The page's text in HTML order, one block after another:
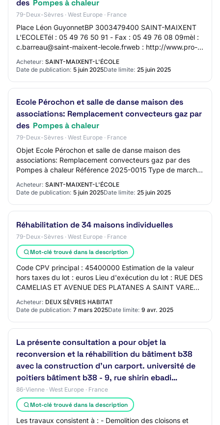
des Pompes à chaleur
79-Deux-Sèvres · West Europe · France
Place Léon GuyonnetBP 3003479400 SAINT-MAIXENT
L'ECOLETél : 05 49 76 50 91 - Fax : 05 49 76 08 09mèl :
c.barreau@saint-maixent-lecole.frweb : http://www.pro-
marchespublics.comSIRET 21790270900013Grou…
Acheteur: SAINT-MAIXENT-L'ÉCOLE
Date de publication: 5 juin 2025Date limite: 25 juin 2025
Ecole Pérochon et salle de danse maison des
associations: Remplacement convecteurs gaz par
des Pompes à chaleur
79-Deux-Sèvres · West Europe · France
Objet Ecole Pérochon et salle de danse maison des
associations: Remplacement convecteurs gaz par des
Pompes à chaleur Référence 2025-0015 Type de marché
Travaux Mode Procédure adaptée ouverte Techniq…
Acheteur: SAINT-MAIXENT-L'ÉCOLE
Date de publication: 5 juin 2025Date limite: 25 juin 2025
Réhabilitation de 34 maisons individuelles
79-Deux-Sèvres · West Europe · France
Mot-clé trouvé dans la description
Code CPV principal : 45400000 Estimation de la valeur
hors taxes du lot : euros Lieu d'exécution du lot : RUE DES
CAMELIAS ET AVENUE DES PLATANES A SAINT VARENT
(79330) Description du lot : Lot 10: P…
Acheteur: DEUX SÈVRES HABITAT
Date de publication: 7 mars 2025Date limite: 9 avr. 2025
La présente consultation a pour objet la
reconversion et la réhabilition du bâtiment b38
avec la construction d'un carport. université de
poitiers bâtiment b38 - 9, rue shirin ebadi…
86-Vienne · West Europe · France
Mot-clé trouvé dans la description
Les travaux consistent à : - Demolition des cloisons et